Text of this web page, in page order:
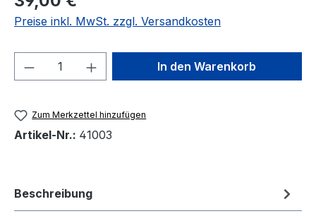
Preise inkl. MwSt. zzgl. Versandkosten
Produkt Anzahl: Gib denIn den Warenkorb
Zum Merkzettel hinzufügen
Artikel-Nr.: 41003
Beschreibung